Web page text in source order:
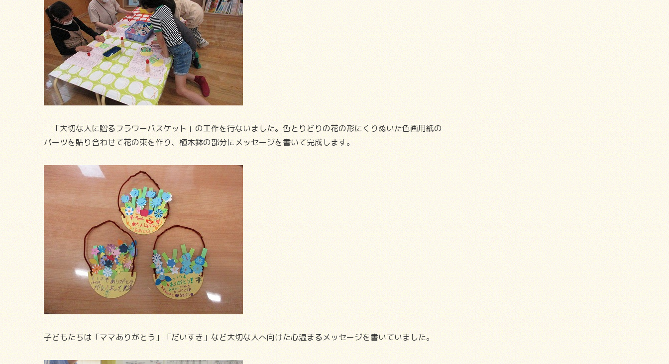
「大切な人に贈るフラワーバスケット」の工作を行ないました。色とりどりの花の形にくりぬいた色画用紙の
パーツを貼り合わせて花の束を作り、植木鉢の部分にメッセージを書いて完成します。
子どもたちは「ママありがとう」「だいすき」など大切な人へ向けた心温まるメッセージを書いていました。